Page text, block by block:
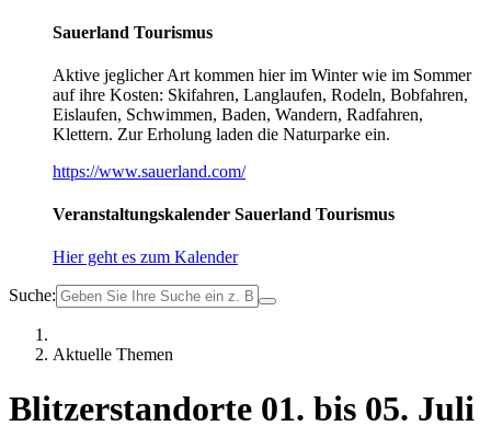
Sauerland Tourismus
Aktive jeglicher Art kommen hier im Winter wie im Sommer
auf ihre Kosten: Skifahren, Langlaufen, Rodeln, Bobfahren,
Eislaufen, Schwimmen, Baden, Wandern, Radfahren,
Klettern. Zur Erholung laden die Naturparke ein.
https://www.sauerland.com/
Veranstaltungskalender Sauerland Tourismus
Hier geht es zum Kalender
Suche:
Aktuelle Themen
Blitzerstandorte 01. bis 05. Juli